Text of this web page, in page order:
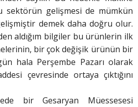
sektörün gelişmesi de mümkün
demek daha doğru olur.
aldığım bilgiler bu ürünlerin ilk
bir çok değişik ürünün bir
hala Perşembe Pazarı olarak
çevresinde ortaya çıktığını
bir Gesaryan Müessesesi